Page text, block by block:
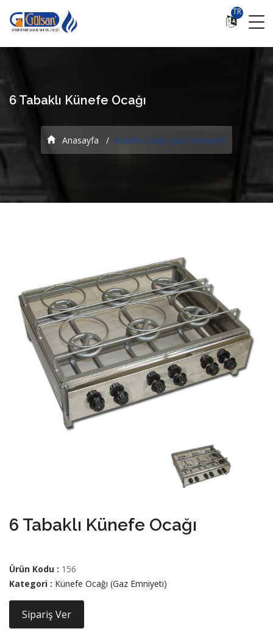
TR
6 Tabaklı Künefe Ocağı
Anasayfa Künefe Ocağı (Gaz Emniyeti)
6 Tabaklı Künefe Ocağı
Ürün Kodu : 156
Kategori : Künefe Ocağı (Gaz Emniyeti)
Sipariş Ver